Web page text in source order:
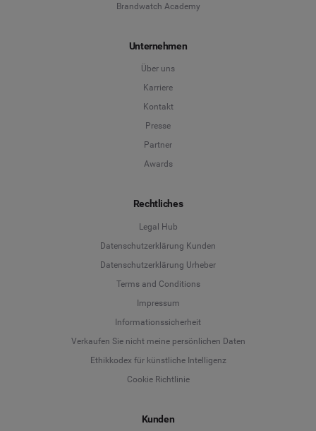
Brandwatch Academy
Unternehmen
Über uns
Karriere
Kontakt
Presse
Partner
Awards
Rechtliches
Legal Hub
Datenschutzerklärung Kunden
Datenschutzerklärung Urheber
Terms and Conditions
Impressum
Informationssicherheit
Verkaufen Sie nicht meine persönlichen Daten
Ethikkodex für künstliche Intelligenz
Cookie Richtlinie
Kunden
Deutsch